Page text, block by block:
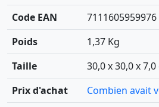
Code EAN
7111605959976
Poids
1,37 Kg
Taille
30,0 x 30,0 x 7,0
Prix d'achat
Combien avait